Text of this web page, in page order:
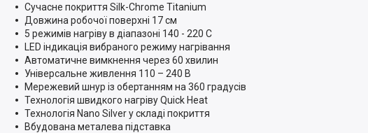
Сучасне покриття Silk-Chrome Titanium
Довжина робочої поверхні 17 см
5 режимів нагріву в діапазоні 140 - 220 C
LED індикація вибраного режиму нагрівання
Автоматичне вимкнення через 60 хвилин
Універсальне живлення 110 – 240 В
Мережевий шнур із обертанням на 360 градусів
Технологія швидкого нагріву Quick Heat
Технологія Nano Silver у складі покриття
Вбудована металева підставка